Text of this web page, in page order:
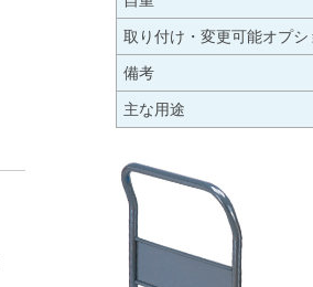
取り付け・変更可能オプシ
備考
主な用途